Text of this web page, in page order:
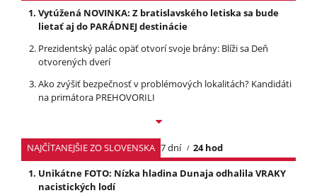
Vytúžená NOVINKA: Z bratislavského letiska sa bude
lietať aj do PARÁDNEJ destinácie
Prezidentský palác opäť otvorí svoje brány: Blíži sa Deň
otvorených dverí
Ako zvýšiť bezpečnosť v problémových lokalitách? Kandidáti
na primátora PREHOVORILI
NAJČÍTANEJŠIE ZO SLOVENSKA 7 dní
24 hod
Unikátne FOTO: Nízka hladina Dunaja odhalila VRAKY
nacistických lodí